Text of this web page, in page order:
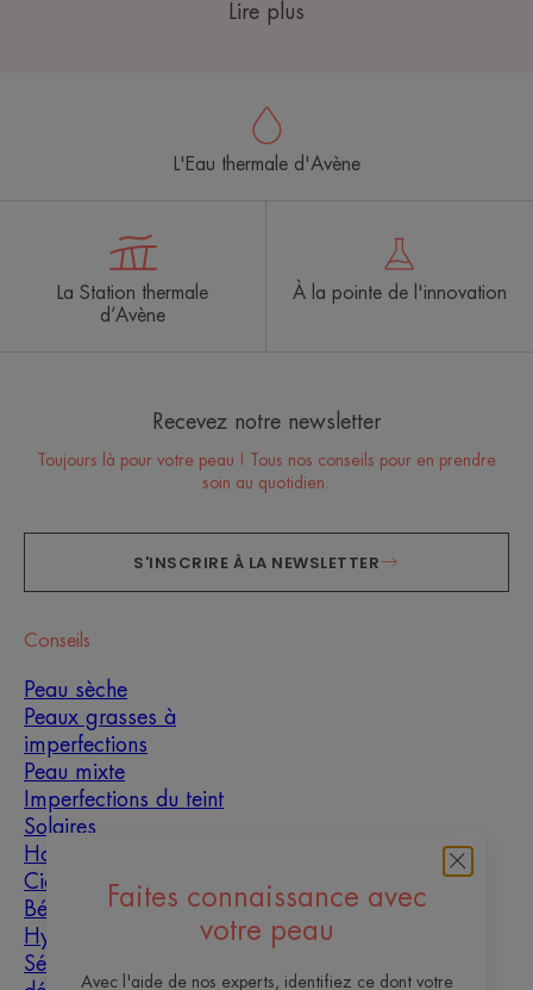
Lire plus
Faites connaissance avec
votre peau
Avec l'aide de nos experts, identifiez ce dont votre
L'Eau thermale d'Avène
La Station thermale
d’Avène
À la pointe de l'innovation
Recevez notre newsletter
Toujours là pour votre peau ! Tous nos conseils pour en prendre
soin au quotidien.
S'INSCRIRE À LA NEWSLETTER
Conseils
Peau sèche
Peaux grasses à
imperfections
Peau mixte
Imperfections du teint
Solaires
Homme
Cicatrisation
Bébé
Hyperkératose
Sécheresse et